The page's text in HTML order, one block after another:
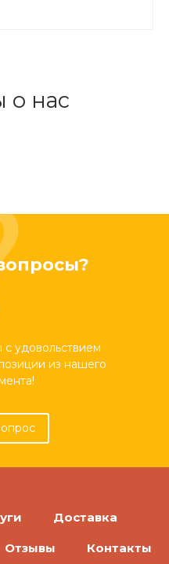
о нас
удовольствием
из нашего
Доставка
Отзывы Контакты